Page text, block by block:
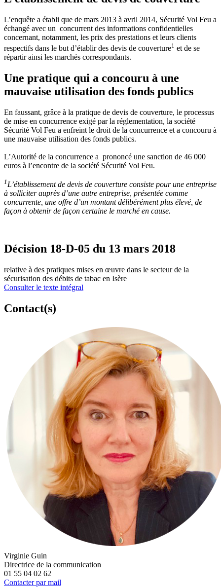
L’enquête a établi que de mars 2013 à avril 2014, Sécurité Vol Feu a
échangé avec un concurrent des informations confidentielles
concernant, notamment, les prix des prestations et leurs clients
respectifs dans le but d’établir des devis de couverture1 et de se
répartir ainsi les marchés correspondants.
Une pratique qui a concouru à une
mauvaise utilisation des fonds publics
En faussant, grâce à la pratique de devis de couverture, le processus
de mise en concurrence exigé par la réglementation, la société
Sécurité Vol Feu a enfreint le droit de la concurrence et a concouru à
une mauvaise utilisation des fonds publics.
L’Autorité de la concurrence a prononcé une sanction de 46 000
euros à l’encontre de la société Sécurité Vol Feu.
1 L’établissement de devis de couverture consiste pour une entreprise
à solliciter auprès d’une autre entreprise, présentée comme
concurrente, une offre d’un montant délibérément plus élevé, de
façon à obtenir de façon certaine le marché en cause.
Décision 18-D-05 du 13 mars 2018
relative à des pratiques mises en œuvre dans le secteur de la
sécurisation des débits de tabac en Isère
Consulter le texte intégral
Contact(s)
Virginie Guin
Directrice de la communication
01 55 04 02 62
Contacter par mail